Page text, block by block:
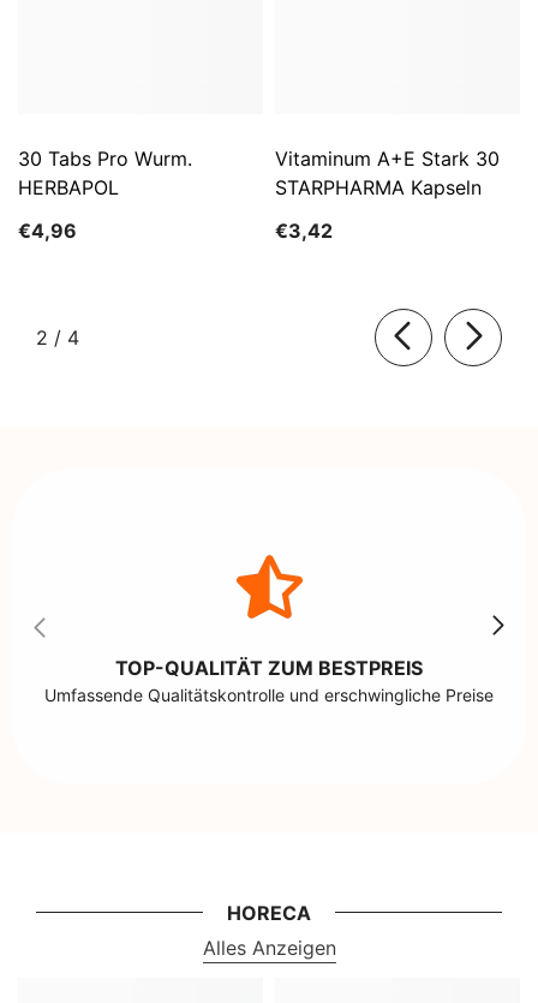
30 Tabs Pro Wurm.
HERBAPOL
€4,96
Vitaminum A+E Stark 30
STARPHARMA Kapseln
€3,42
2 / von
4
TOP-QUALITÄT ZUM BESTPREIS
Umfassende Qualitätskontrolle und erschwingliche Preise
HORECA
Alles Anzeigen